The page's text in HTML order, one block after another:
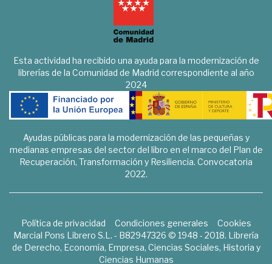
Esta actividad ha recibido una ayuda para la modernización de
librerías de la Comunidad de Madrid correspondiente al año
2024
Ayudas públicas para la modernización de las pequeñas y
medianas empresas del sector del libro en el marco del Plan de
Recuperación, Transformación y Resiliencia. Convocatoria
2022.
Política de privacidad Condiciones generales
Cookies
Marcial Pons Librero S.L. - B82947326 © 1948 - 2018. Librería
de Derecho, Economía, Empresa, Ciencias Sociales, Historia y
Ciencias Humanas